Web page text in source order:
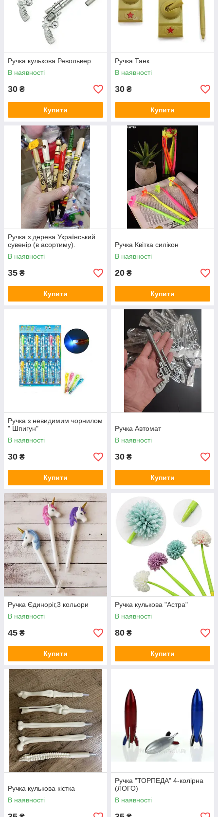
Ручка кулькова Револьвер
В наявності
30 ₴
Купити
Ручка Танк
В наявності
30 ₴
Купити
Ручка з дерева Український
сувенір (в асортиму).
В наявності
35 ₴
Купити
Ручка Квітка силікон
В наявності
20 ₴
Купити
Ручка з невидимим чорнилом
" Шпигун"
В наявності
30 ₴
Купити
Ручка Автомат
В наявності
30 ₴
Купити
Ручка Єдиноріг,3 кольори
В наявності
45 ₴
Купити
Ручка кулькова "Астра"
В наявності
80 ₴
Купити
Ручка кулькова кістка
В наявності
Ручка "ТОРПЕДА" 4-колірна
(ЛОГО)
В наявності